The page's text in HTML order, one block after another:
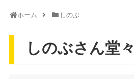
ホーム しのぶ
しのぶさん堂